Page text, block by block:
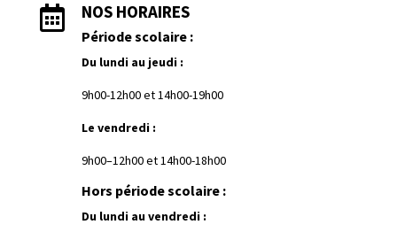
 NOS HORAIRES
Période scolaire :
Du lundi au jeudi :
9h00-12h00 et14h00-19h00
Le vendredi :
9h00–12h00 et 14h00-18h00
Hors période scolaire :
Du lundi au vendredi :